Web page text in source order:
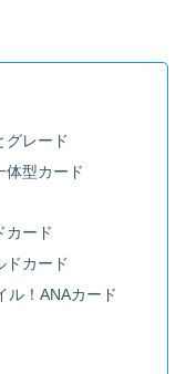
グレード
体型カード
カード
ドカード
ル！ANAカード